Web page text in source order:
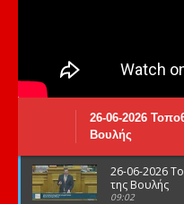
26-06-2026
Βουλής
26-06-2026
της Βουλής
09:02